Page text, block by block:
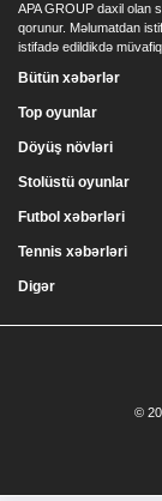
APA GROUP daxil olan
qorunur. Məlumatdan
istifadə edildikdə
Bütün xəbərlər
Top oyunlar
Döyüş növləri
Stolüstü oyunlar
Futbol xəbərləri
Tennis xəbərləri
Digər
©